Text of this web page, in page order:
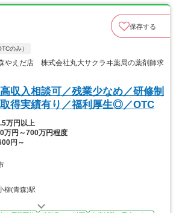
保存する
のみ）
やえだ店 株式会社丸大サクラヰ薬局の薬剤師求
収入相談可／残業少なめ／研修制
得実績有り／福利厚生◎／OTC
万円以上
万円～700万円程度
円～
柳(青森)駅